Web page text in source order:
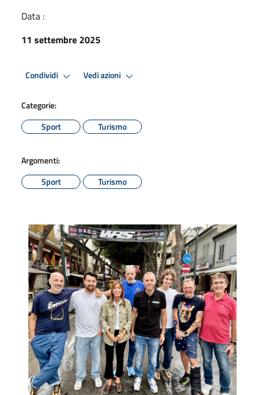
Data :
11 settembre 2025
Condividi Vedi azioni
Categorie:
Sport
Turismo
Argomenti:
Sport
Turismo